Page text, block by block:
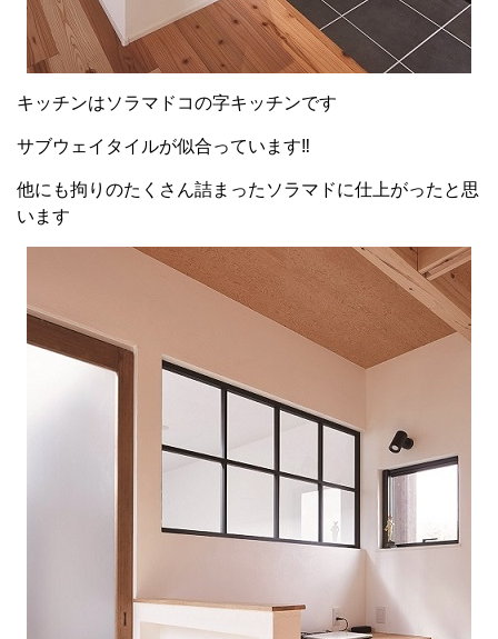
キッチンはソラマドコの字キッチンです
サブウェイタイルが似合っています‼
他にも拘りのたくさん詰まったソラマドに仕上がったと思
います